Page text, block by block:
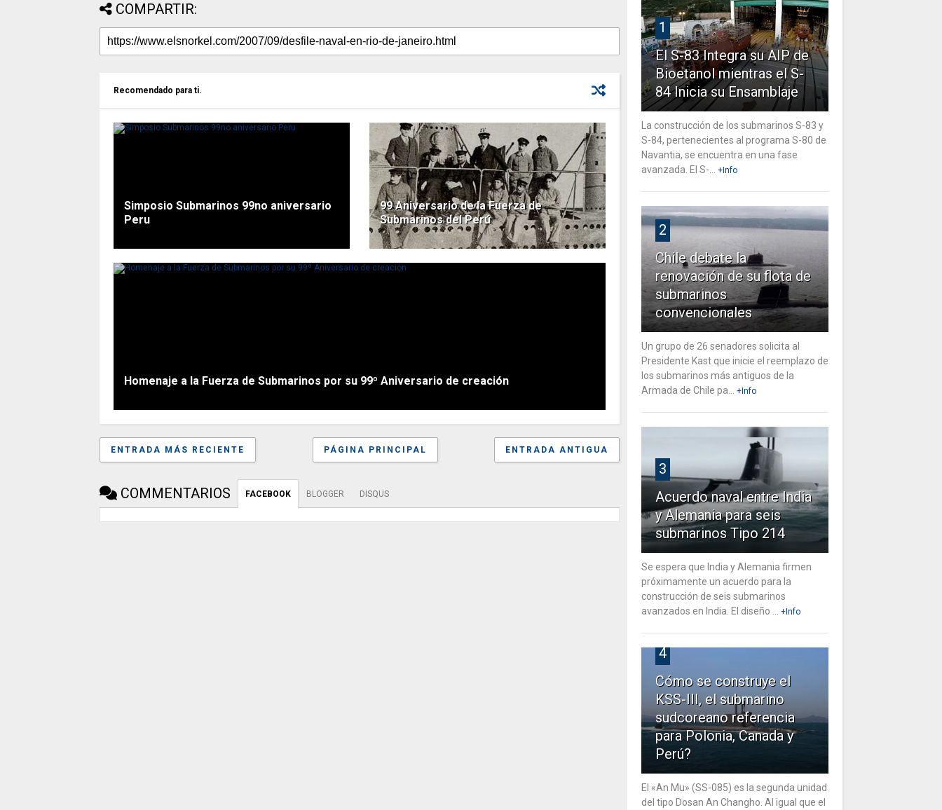
COMPARTIR:
Recomendado para ti.
Simposio Submarinos 99no aniversario
Peru
99 Aniversario de la Fuerza de
Submarinos del Perú
Homenaje a la Fuerza de Submarinos por su 99º Aniversario de creación
ENTRADA MÁS RECIENTE ENTRADA ANTIGUA
PÁGINA PRINCIPAL
COMMENTARIOS FACEBOOK BLOGGER DISQUS
1
El S-83 Integra su AIP de
Bioetanol mientras el S-
84 Inicia su Ensamblaje
La construcción de los submarinos S-83 y
S-84, pertenecientes al programa S-80 de
Navantia, se encuentra en una fase
avanzada. El S-...
+Info
2
Chile debate la
renovación de su flota de
submarinos
convencionales
Un grupo de 26 senadores solicita al
Presidente Kast que inicie el reemplazo de
los submarinos más antiguos de la
Armada de Chile pa...
+Info
3
Acuerdo naval entre India
y Alemania para seis
submarinos Tipo 214
Se espera que India y Alemania firmen
próximamente un acuerdo para la
construcción de seis submarinos
avanzados en India. El diseño ...
+Info
4
Cómo se construye el
KSS-III, el submarino
sudcoreano referencia
para Polonia, Canada y
Perú?
El «An Mu» (SS-085) es la segunda unidad
del tipo Dosan An Changho. Al igual que el